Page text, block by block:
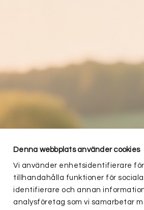
Denna webbplats använder cookies
Vi använder enhetsidentifierare
tillhandahålla funktioner för
identifierare och annan
analysföretag som vi samarbetar